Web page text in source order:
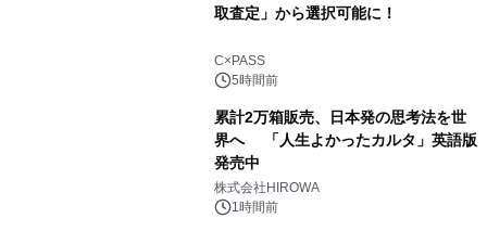
取査定」から選択可能に！
C×PASS
5時間前
累計2万箱販売、日本発の思考法を世
界へ 「人生よかったカルタ」英語版
発売中
株式会社HIROWA
1時間前